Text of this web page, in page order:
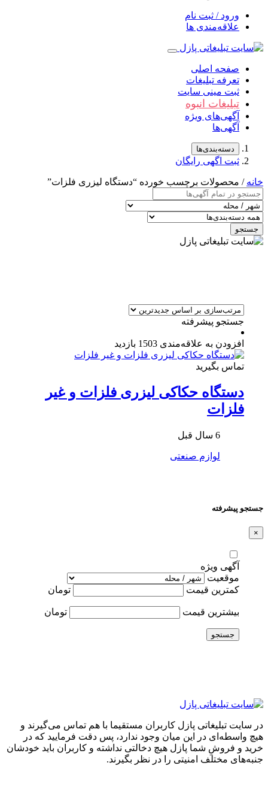
ورود / ثبت نام
علاقه‌مندی ها
صفحه اصلی
تعرفه تبلیغات
ثبت مینی سایت
تبلیغات انبوه
آگهی‌های ویژه
آگهی‌ها
دسته‌بندی‌ها
ثبت اگهی رایگان
خانه / محصولات برچسب خورده “دستگاه لیزری فلزات”
جستجو
جستجو پیشرفته
افزودن به علاقه‌مندی 1503 بازدید
تماس بگیرید
دستگاه حکاکی لیزری فلزات و غیر
فلزات
6 سال قبل
لوازم صنعتی
جستجو پیشرفته
×
آگهی ویژه
موقعیت
کمترین قیمت
تومان
بیشترین قیمت تومان
جستجو
در سایت تبلیغاتی پازل کاربران مستقیما با هم تماس می‌گیرند و
هیچ واسطه‌ای در این میان وجود ندارد، پس دقت فرمایید که در
خرید و فروشِ شما پازل هیچ دخالتی نداشته و کاربران باید خودشان
جنبه‌های مختلف امنیتی را در نظر بگیرند.